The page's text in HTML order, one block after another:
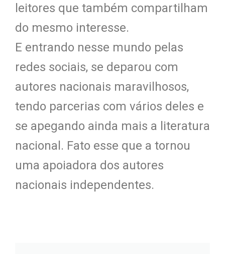
leitores que também compartilham
do mesmo interesse.
E entrando nesse mundo pelas
redes sociais, se deparou com
autores nacionais maravilhosos,
tendo parcerias com vários deles e
se apegando ainda mais a literatura
nacional. Fato esse que a tornou
uma apoiadora dos autores
nacionais independentes.